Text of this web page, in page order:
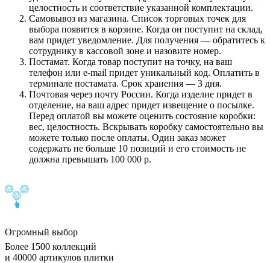
целостность и соответствие указанной комплектации.
Самовывоз из магазина. Список торговых точек для
выбора появится в корзине. Когда он поступит на склад,
вам придет уведомление. Для получения — обратитесь к
сотруднику в кассовой зоне и назовите номер.
Постамат. Когда товар поступит на точку, на ваш
телефон или e-mail придет уникальный код. Оплатить в
терминале постамата. Срок хранения — 3 дня.
Почтовая через почту России. Когда изделие придет в
отделение, на ваш адрес придет извещение о посылке.
Перед оплатой вы можете оценить состояние коробки:
вес, целостность. Вскрывать коробку самостоятельно вы
можете только после оплаты. Один заказ может
содержать не больше 10 позиций и его стоимость не
должна превышать 100 000 р.
Огромный выбор
Более 1500 коллекций
и 40000 артикулов плитки